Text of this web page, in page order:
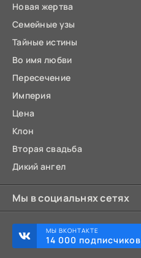
Новая жертва
Семейные узы
Тайные истины
Во имя любви
Пересечение
Империя
Цена
Клон
Вторая свадьба
Дикий ангел
Мы в социальнях сетях
МЫ ВКОНТАКТЕ
14 000 подписчиков